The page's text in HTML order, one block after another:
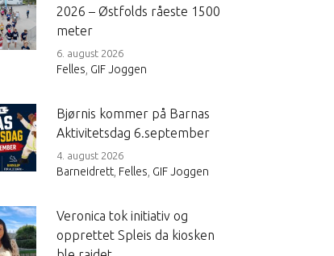
2026 – Østfolds råeste 1500
meter
6. august 2026
Felles GIF Joggen
Bjørnis kommer på Barnas
Aktivitetsdag 6.september
4. august 2026
Barneidrett Felles GIF Joggen
Veronica tok initiativ og
opprettet Spleis da kiosken